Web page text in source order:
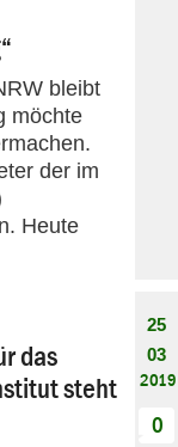
bleibt
möchte
der im
Heute
das
steht
25
03
2019
0